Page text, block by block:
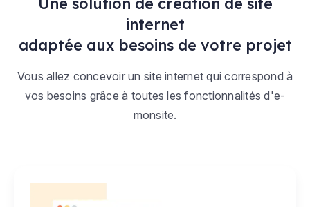
internet
adaptée aux besoins de votre projet
Vous allez concevoir un site internet qui correspond à
vos besoins grâce à toutes les fonctionnalités d'e-
monsite.